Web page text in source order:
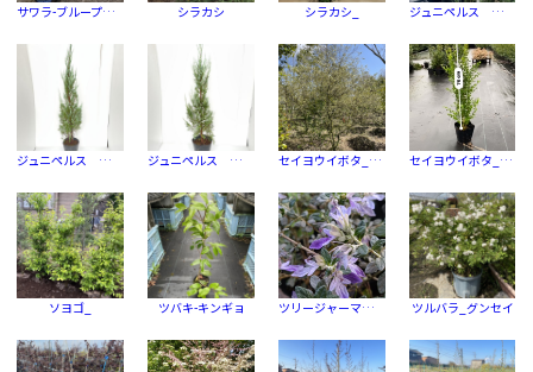
サワラ-ブループラネット シラカシ シラカシ_ ジュニペルス ｓｃｏ． _ スカイロケット
ジュニペルス ｓｃｏ． _ ブルー エンジェル ジュニペルス ｓｃｏ． _ ブルー ヘブン セイヨウイボタ_シルバープリベット セイヨウイボタ_プリペット
ソヨゴ_ ツバキ-キンギョ ツリージャーマンダー _ 濃色 ツルバラ_グンセイ